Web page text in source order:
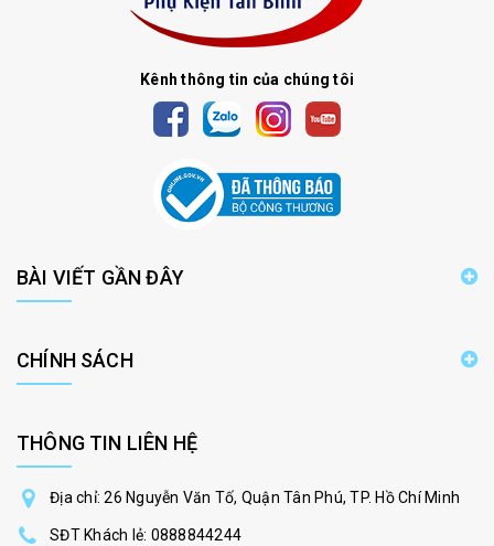
Kênh thông tin của chúng tôi
BÀI VIẾT GẦN ĐÂY
CHÍNH SÁCH
THÔNG TIN LIÊN HỆ
Địa chỉ: 26 Nguyễn Văn Tố, Quận Tân Phú, TP. Hồ Chí Minh
SĐT Khách lẻ: 0888844244